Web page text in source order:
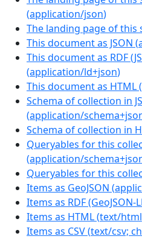
(application/json)
The landing page of this
This document as JSON (
This document as RDF
(application/ld+json)
This document as HTML(
Schema of collection in
(application/
Schema of collection in
Queryables for this
(application/
Queryables for this
Items as GeoJSON (
Items as RDF (GeoJSON-
Items as HTML(text/html
Items as CSV(text/csv;